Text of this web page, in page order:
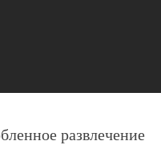
развлечение